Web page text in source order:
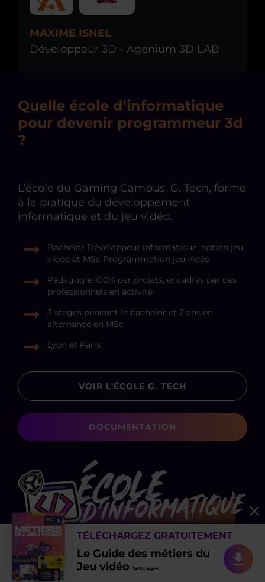
MAXIME ISNEL
Développeur 3D - Agenium 3D LAB
Quelle école d'informatique
pour devenir programmeur 3d
?
L’école du Gaming Campus, G. Tech, forme
à la pratique du développement
informatique et du jeu vidéo.
Bachelor Développeur informatique, option jeu
vidéo et MSc Programmation jeu vidéo
Pédagogie 100% par projets, encadrés par des
professionnels en activité
3 stages pendant le bachelor et 2 ans en
alternance en MSc
Lyon et Paris
VOIR L'ÉCOLE G. TECH
DOCUMENTATION
TÉLÉCHARGEZ GRATUITEMENT
Le Guide des métiers du
Jeu vidéo 348 pages